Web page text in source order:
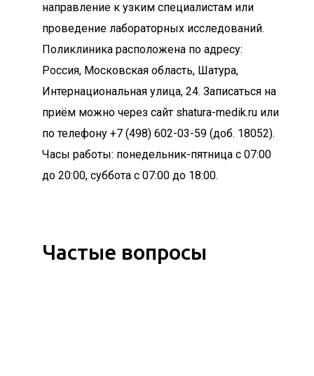
направление к узким специалистам или
проведение лабораторных исследований.
Поликлиника расположена по адресу:
Россия, Московская область, Шатура,
Интернациональная улица, 24. Записаться на
приём можно через сайт shatura-medik.ru или
по телефону +7 (498) 602-03-59 (доб. 18052).
Часы работы: понедельник-пятница с 07:00
до 20:00, суббота с 07:00 до 18:00.
Частые вопросы